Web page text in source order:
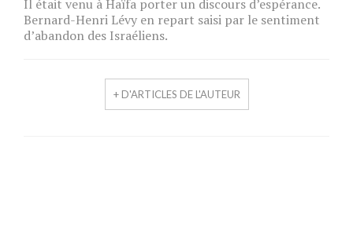
Il était venu à Haïfa porter un discours d’espérance.
Bernard-Henri Lévy en repart saisi par le sentiment
d’abandon des Israéliens.
+ D'ARTICLES DE L'AUTEUR